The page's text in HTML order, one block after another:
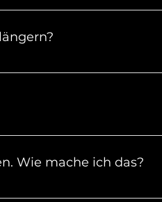
solange die
du deine Parkzeit
wir finden eine Lösung.
aber gerne telefonisch
Wie mache ich das?
von der Person an, die